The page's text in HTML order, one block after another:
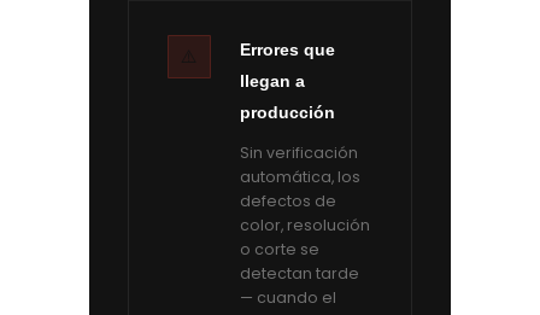
Errores que
llegan a
producción
Sin verificación
automática, los
defectos de
color, resolución
o corte se
detectan tarde
— cuando el